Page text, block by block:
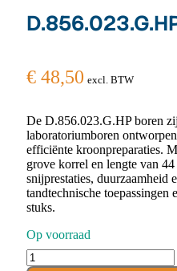
€ 48,50 excl. BTW
De D.856.023.G.HP boren
laboratoriumboren
efficiënte kroonpreparaties.
grove korrel en lengte van
snijprestaties, duurzaamheid
tandtechnische toepassingen
stuks.
Op voorraad
D.856.023.G.HP
x